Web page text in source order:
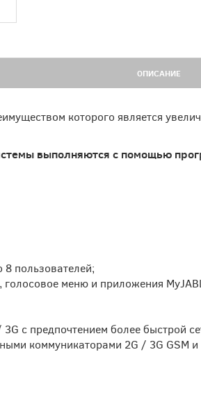
ОПИСАНИЕ
которого является
выполняются с помощью
8 пользователей;
меню и приложения
с предпочтением более быстрой
коммуникаторами 2G / 3G GSM